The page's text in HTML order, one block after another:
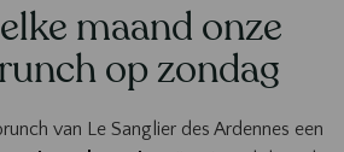
maand onze
op zondag
van Le Sanglier des Ardennes een